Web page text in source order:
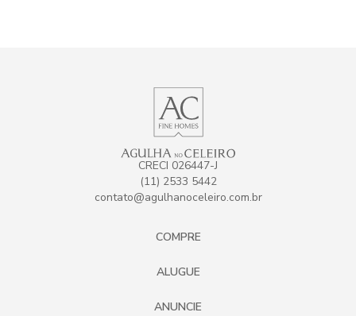
CRECI 026447-J
(11) 2533 5442
contato@agulhanoceleiro.com.br
COMPRE
ALUGUE
ANUNCIE